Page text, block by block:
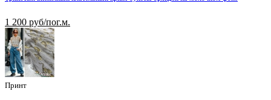
1 200 руб/пог.м.
Принт